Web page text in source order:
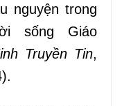
nguyện trong
sống Giáo
Truyền Tin,